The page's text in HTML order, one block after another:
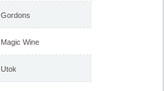
Gordons
Magic Wine
Utok